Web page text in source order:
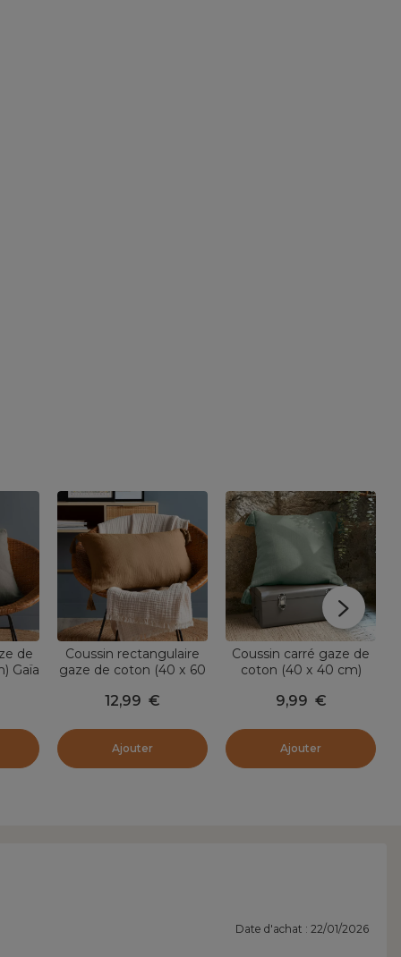
de
Gaïa
Coussin rectangulaire
gaze de coton (40 x 60
12,99 €
Ajouter
Coussin carré gaze de
coton (40 x 40 cm)
9,99 €
Ajouter
Date d'achat : 22/01/2026